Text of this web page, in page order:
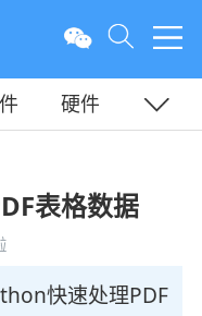
硬件
表格数据
快速处理PDF